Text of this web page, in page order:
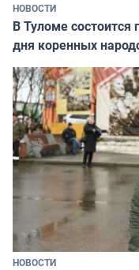
НОВОСТИ
В Туломе
дня коренных
НОВОСТИ